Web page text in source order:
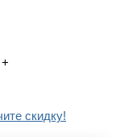
+
скидку!